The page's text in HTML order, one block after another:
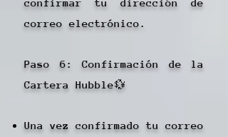
confirmar tu dirección de
correo electrónico.
Paso 6: Confirmación de la
Cartera Hubble💱
Una vez confirmado tu correo